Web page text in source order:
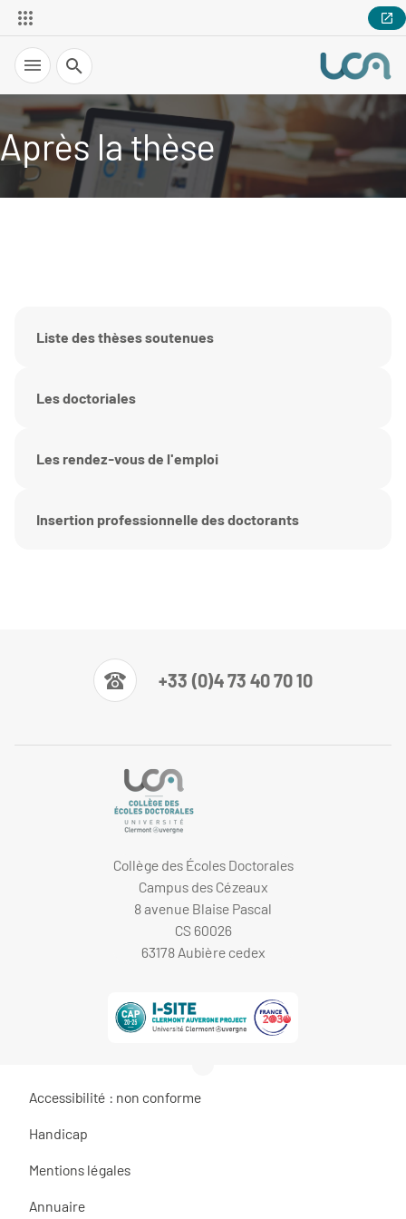
Recherche
Après la thèse
Liste des thèses soutenues
Les doctoriales
Les rendez-vous de l'emploi
Insertion professionnelle des doctorants
+33 (0)4 73 40 70 10
Collège des Écoles Doctorales
Campus des Cézeaux
8 avenue Blaise Pascal
CS 60026
63178 Aubière cedex
Accessibilité : non conforme
Handicap
Mentions légales
Annuaire